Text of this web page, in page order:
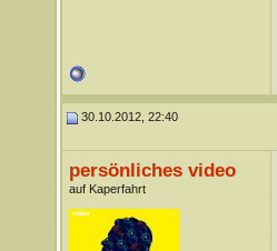
30.10.2012, 22:40
persönliches video
auf Kaperfahrt